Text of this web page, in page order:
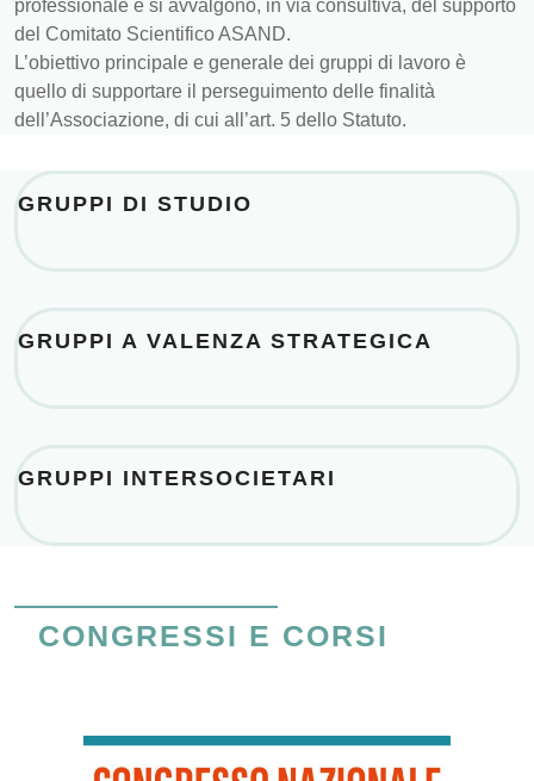
professionale e si avvalgono, in via consultiva, del supporto
del Comitato Scientifico ASAND.
L’obiettivo principale e generale dei gruppi di lavoro è
quello di supportare il perseguimento delle finalità
dell’Associazione, di cui all’art. 5 dello Statuto.
GRUPPI DI STUDIO
GRUPPI A VALENZA STRATEGICA
GRUPPI INTERSOCIETARI
CONGRESSI E CORSI